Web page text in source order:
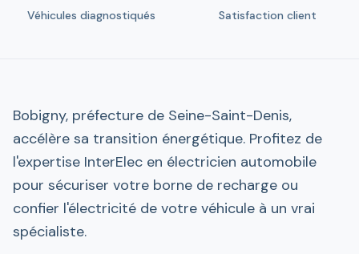
Véhicules diagnostiqués Satisfaction client
Bobigny, préfecture de Seine-Saint-Denis,
accélère sa transition énergétique. Profitez de
l'expertise InterElec en électricien automobile
pour sécuriser votre borne de recharge ou
confier l'électricité de votre véhicule à un vrai
spécialiste.